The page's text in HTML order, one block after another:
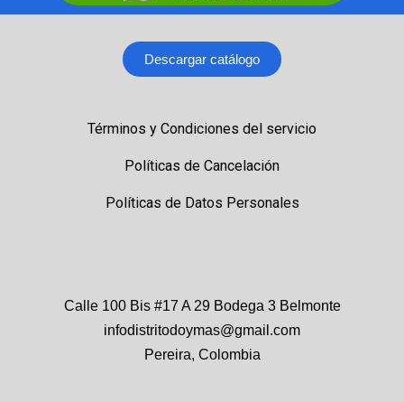
Descargar catálogo
Términos y Condiciones del servicio
Políticas de Cancelación
Políticas de Datos Personales
Calle 100 Bis #17 A 29 Bodega 3 Belmonte
infodistritodoymas@gmail.com
Pereira, Colombia